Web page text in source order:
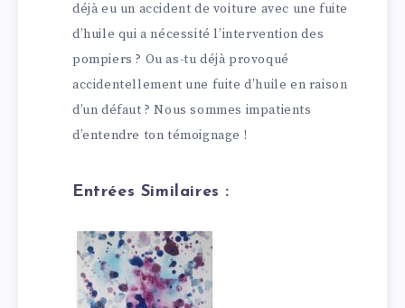
déjà eu un accident de voiture avec une fuite
d’huile qui a nécessité l’intervention des
pompiers ? Ou as-tu déjà provoqué
accidentellement une fuite d’huile en raison
d’un défaut ? Nous sommes impatients
d’entendre ton témoignage !
Entrées Similaires :